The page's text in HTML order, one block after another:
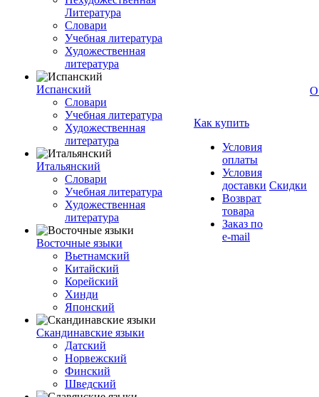
Литература
Словари
Учебная литература
Художественная
литература
Испанский
Словари
Учебная литература
Художественная
литература
Итальянский
Словари
Учебная литература
Художественная
литература
Восточные языки
Вьетнамский
Китайский
Корейский
Хинди
Японский
Скандинавские языки
Датский
Норвежский
Финский
Шведский
Как купить
Условия
оплаты
Условия
доставки
Возврат
товара
Заказ по
e-mail
Скидки
О